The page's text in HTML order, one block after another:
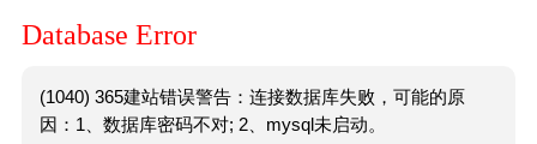
Database Error
(1040) 365建站错误警告：连接数据库失败，可能的原
因：1、数据库密码不对; 2、mysql未启动。